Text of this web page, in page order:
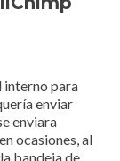
interno para
enviar
enviara
ocasiones, al
bandeja de